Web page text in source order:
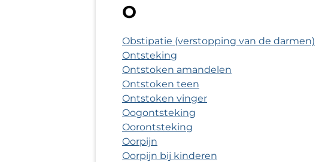
O
Obstipatie (verstopping van de darmen)
Ontsteking
Ontstoken amandelen
Ontstoken teen
Ontstoken vinger
Oogontsteking
Oorontsteking
Oorpijn
Oorpijn bij kinderen